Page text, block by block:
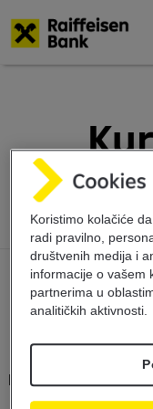
Kursna lista
Koristimo kolačiće
radi pravilno,
društvenih medija i
informacije o vašem
partnerima u
analitičkih aktivnosti.